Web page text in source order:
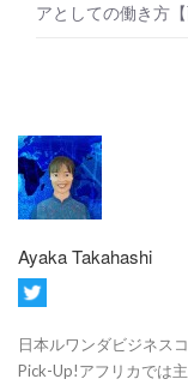
アとしての働き方
Ayaka Takahashi
日本ルワンダビジネス
Pick-Up!アフリカでは